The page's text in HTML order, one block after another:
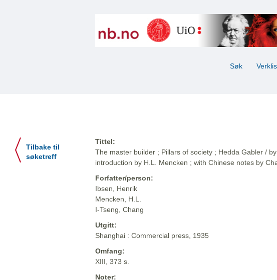
Søk
Tilbake til
søketreff
Tittel:
The master builder ; Pillars of society ; Hedda Gabler /
introduction by H.L. Mencken ; with Chinese notes by
Forfatter/person:
Ibsen, Henrik
Mencken, H.L.
I-Tseng, Chang
Utgitt:
Shanghai : Commercial press, 1935
Omfang:
XIII, 373 s.
Noter: